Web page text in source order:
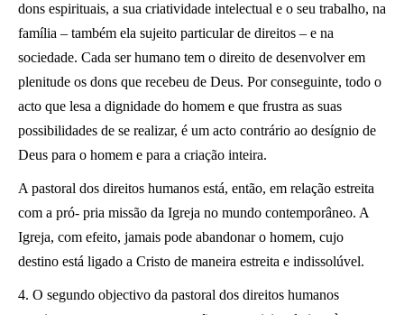
dons espirituais, a sua criatividade intelectual e o seu trabalho, na
família – também ela sujeito particular de direitos – e na
sociedade. Cada ser humano tem o direito de desenvolver em
plenitude os dons que recebeu de Deus. Por conseguinte, todo o
acto que lesa a dignidade do homem e que frustra as suas
possibilidades de se realizar, é um acto contrário ao desígnio de
Deus para o homem e para a criação inteira.
A pastoral dos direitos humanos está, então, em relação estreita
com a pró- pria missão da Igreja no mundo contemporâneo. A
Igreja, com efeito, jamais pode abandonar o homem, cujo
destino está ligado a Cristo de maneira estreita e indissolúvel.
4. O segundo objectivo da pastoral dos direitos humanos